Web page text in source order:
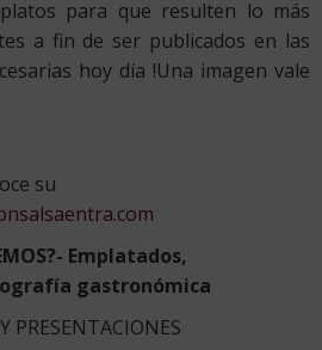
para que resulten lo más
a fin de ser publicados en las
hoy día !Una imagen vale
su
Emplatados,
gastronómica
PRESENTACIONES